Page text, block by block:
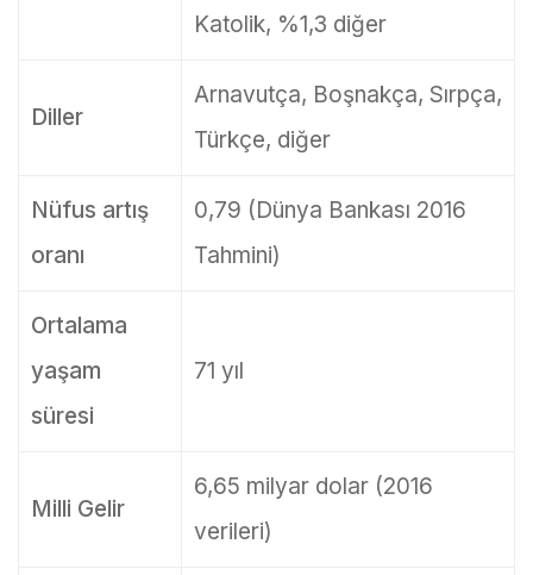
Katolik, %1,3 diğer
Diller
Arnavutça, Boşnakça, Sırpça,
Türkçe, diğer
Nüfus artış
oranı
0,79 (Dünya Bankası 2016
Tahmini)
Ortalama
yaşam
süresi
71 yıl
Milli Gelir
6,65 milyar dolar (2016
verileri)